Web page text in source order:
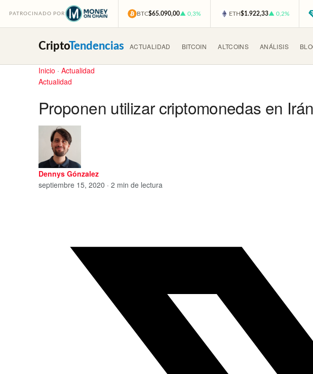
PATROCINADO POR BTC$65.090,00▲ 0,3% ETH$1.922,33▲ 0,2%
CriptoTendencias ACTUALIDAD BITCOIN ALTCOINS ANÁLISIS
Inicio · Actualidad
Actualidad
Proponen utilizar criptomonedas en
Dennys Gónzalez
septiembre 15, 2020 · 2 min de lectura